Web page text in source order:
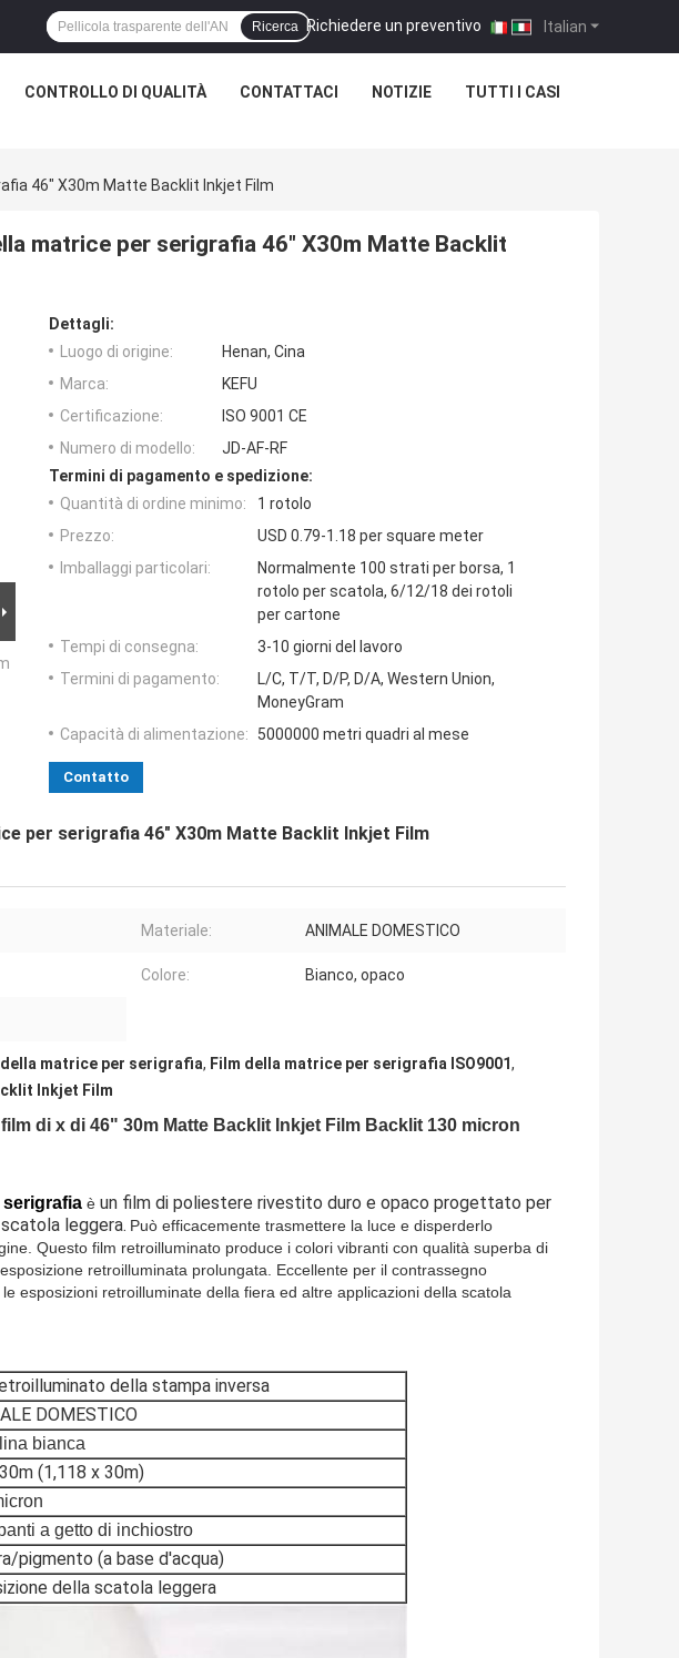
Italian
Richiedere un preventivo |
Ricerca
CONTROLLO DI QUALITÀ CONTATTACI NOTIZIE TUTTI I CASI
46" X30m Matte Backlit Inkjet Film
matrice per serigrafia 46" X30m Matte Backlit
Dettagli:
Luogo di origine:
Henan, Cina
Marca:
KEFU
Certificazione:
ISO 9001 CE
Numero di modello:
JD-AF-RF
Termini di pagamento e spedizione:
Quantità di ordine minimo:
1 rotolo
Prezzo:
USD 0.79-1.18 per square meter
Imballaggi particolari:
Normalmente 100 strati per borsa, 1
rotolo per scatola, 6/12/18 dei rotoli
per cartone
Tempi di consegna:
3-10 giorni del lavoro
Termini di pagamento:
L/C, T/T, D/P, D/A, Western Union,
MoneyGram
Capacità di alimentazione:
5000000 metri quadri al mese
Contatto
per serigrafia 46" X30m Matte Backlit Inkjet Film
Materiale: ANIMALE DOMESTICO
Colore: Bianco, opaco
matrice per serigrafia, Film della matrice per serigrafia ISO9001,
Inkjet Film
di x di 46" 30m Matte Backlit Inkjet Film Backlit 130 micron
serigrafia è un film di poliestere rivestito duro e opaco progettato per
leggera. Può efficacemente trasmettere la luce e disperderlo
Questo film retroilluminato produce i colori vibranti con qualità superba di
retroilluminata prolungata. Eccellente per il contrassegno
esposizioni retroilluminate della fiera ed altre applicazioni della scatola
della stampa inversa
DOMESTICO
bianca
(1,118 x 30m)
a getto di inchiostro
pigmento (a base d'acqua)
della scatola leggera